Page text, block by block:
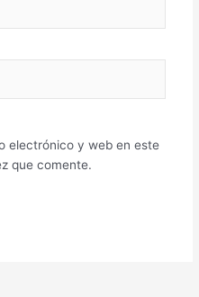
electrónico y web en este
que comente.